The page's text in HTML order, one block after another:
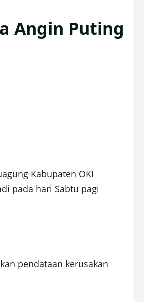
Angin Puting
Kabupaten OKI
pada hari Sabtu pagi
pendataan kerusakan